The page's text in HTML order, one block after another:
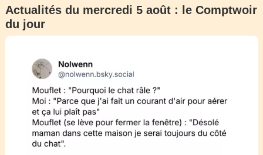
Actualités du mercredi 5 août : le Comptwoir
du jour